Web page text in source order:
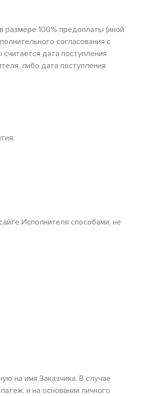
размере 100% предоплаты (иной
согласования с
дата поступления
либо дата поступления
Исполнителя способами, не
на имя Заказчика. В случае
и на основании личного